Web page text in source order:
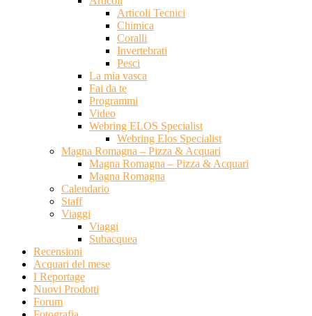
Articoli Tecnici
Chimica
Coralli
Invertebrati
Pesci
La mia vasca
Fai da te
Programmi
Video
Webring ELOS Specialist
Webring Elos Specialist
Magna Romagna – Pizza & Acquari
Magna Romagna – Pizza & Acquari
Magna Romagna
Calendario
Staff
Viaggi
Viaggi
Subacquea
Recensioni
Acquari del mese
I Reportage
Nuovi Prodotti
Forum